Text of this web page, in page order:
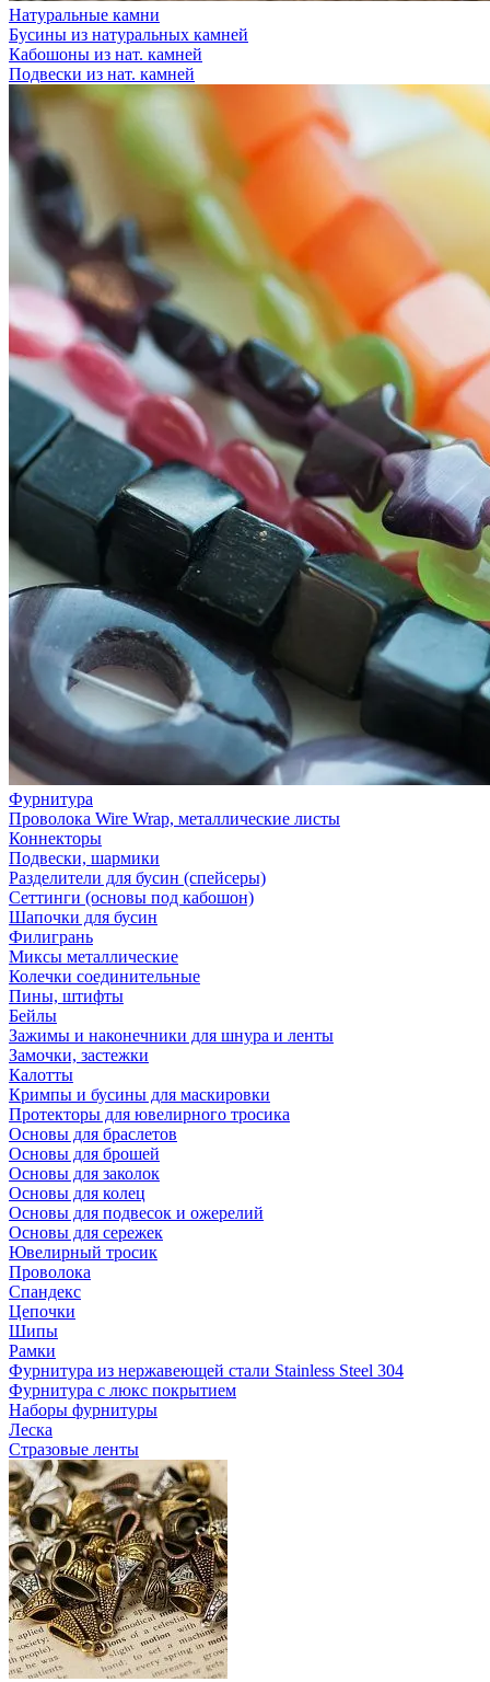
Натуральные камни
Бусины из натуральных камней
Кабошоны из нат. камней
Подвески из нат. камней
Фурнитура
Проволока Wire Wrap, металлические листы
Коннекторы
Подвески, шармики
Разделители для бусин (спейсеры)
Сеттинги (основы под кабошон)
Шапочки для бусин
Филигрань
Миксы металлические
Колечки соединительные
Пины, штифты
Бейлы
Зажимы и наконечники для шнура и ленты
Замочки, застежки
Калотты
Кримпы и бусины для маскировки
Протекторы для ювелирного тросика
Основы для браслетов
Основы для брошей
Основы для заколок
Основы для колец
Основы для подвесок и ожерелий
Основы для сережек
Ювелирный тросик
Проволока
Спандекс
Цепочки
Шипы
Рамки
Фурнитура из нержавеющей стали Stainless Steel 304
Фурнитура с люкс покрытием
Наборы фурнитуры
Леска
Стразовые ленты